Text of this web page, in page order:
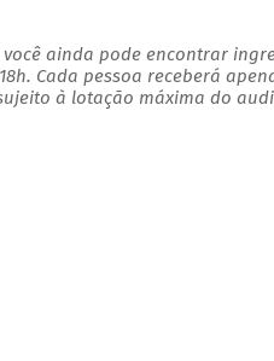
ainda pode encontrar
Cada pessoa receberá
à lotação máxima do